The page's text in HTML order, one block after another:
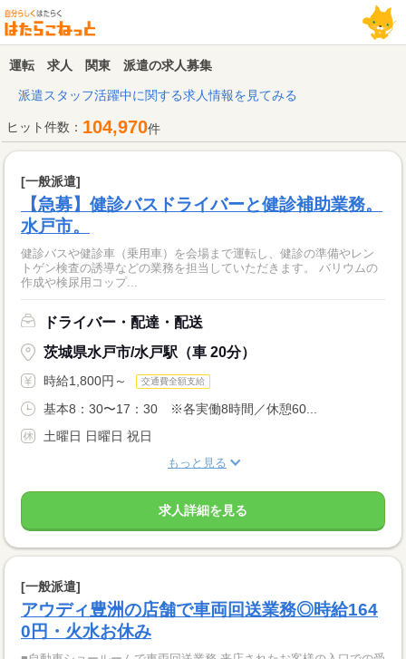
運転 求人 関東 派遣の求人募集
派遣スタッフ活躍中に関する求人情報を見てみる
ヒット件数： 104,970件
[一般派遣]
【急募】健診バスドライバーと健診補助業務。
水戸市。
健診バスや健診車（乗用車）を会場まで運転し、健診の準備やレン
トゲン検査の誘導などの業務を担当していただきます。 バリウムの
作成や検尿用コップ...
ドライバー・配達・配送
茨城県水戸市/水戸駅（車 20分）
時給1,800円～ 交通費全額支給
基本8：30〜17：30 ※各実働8時間／休憩60...
土曜日 日曜日 祝日
もっと見る
求人詳細を見る
[一般派遣]
アウディ豊洲の店舗で車両回送業務◎時給164
0円・火水お休み